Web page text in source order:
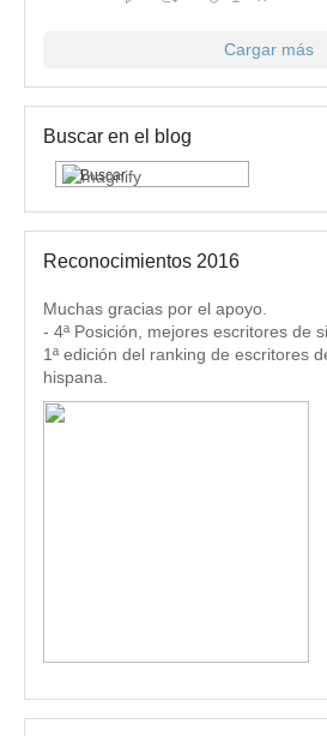
Cargar más
Buscar en el blog
Reconocimientos 2016
Muchas gracias por el apoyo.
- 4ª Posición, mejores escritores de
1ª edición del ranking de escritores
hispana.